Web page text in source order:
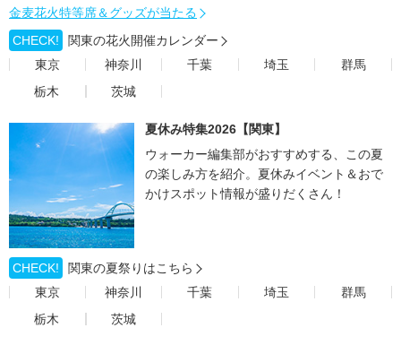
金麦花火特等席＆グッズが当たる
CHECK!
関東の花火開催カレンダー
東京
神奈川 千葉 埼玉
群馬
栃木
茨城
夏休み特集2026【関東】
ウォーカー編集部がおすすめする、この夏
の楽しみ方を紹介。夏休みイベント＆おで
かけスポット情報が盛りだくさん！
CHECK!
関東の夏祭りはこちら
東京
神奈川 千葉 埼玉
群馬
栃木
茨城